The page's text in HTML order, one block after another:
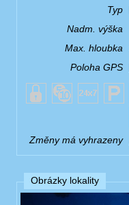
Typ
Nadm. výška
Max. hloubka
Poloha GPS
Změny má vyhrazeny
Obrázky lokality